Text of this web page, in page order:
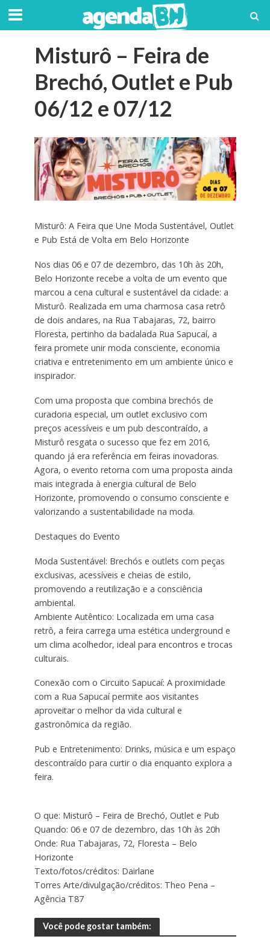
Misturô – Feira de
Brechó, Outlet e Pub
06/12 e 07/12
Misturô: A Feira que Une Moda Sustentável, Outlet
e Pub Está de Volta em Belo Horizonte
Nos dias 06 e 07 de dezembro, das 10h às 20h,
Belo Horizonte recebe a volta de um evento que
marcou a cena cultural e sustentável da cidade: a
Misturô. Realizada em uma charmosa casa retrô
de dois andares, na Rua Tabajaras, 72, bairro
Floresta, pertinho da badalada Rua Sapucaí, a
feira promete unir moda consciente, economia
criativa e entretenimento em um ambiente único e
inspirador.
Com uma proposta que combina brechós de
curadoria especial, um outlet exclusivo com
preços acessíveis e um pub descontraído, a
Misturô resgata o sucesso que fez em 2016,
quando já era referência em feiras inovadoras.
Agora, o evento retorna com uma proposta ainda
mais integrada à energia cultural de Belo
Horizonte, promovendo o consumo consciente e
valorizando a sustentabilidade na moda.
Destaques do Evento
Moda Sustentável: Brechós e outlets com peças
exclusivas, acessíveis e cheias de estilo,
promovendo a reutilização e a consciência
ambiental.
Ambiente Autêntico: Localizada em uma casa
retrô, a feira carrega uma estética underground e
um clima acolhedor, ideal para encontros e trocas
culturais.
Conexão com o Circuito Sapucaí: A proximidade
com a Rua Sapucaí permite aos visitantes
aproveitar o melhor da vida cultural e
gastronômica da região.
Pub e Entretenimento: Drinks, música e um espaço
descontraído para curtir o dia enquanto explora a
feira.
O que: Misturô – Feira de Brechó, Outlet e Pub
Quando: 06 e 07 de dezembro, das 10h às 20h
Onde: Rua Tabajaras, 72, Floresta – Belo
Horizonte
Texto/fotos/créditos: Dairlane
Torres Arte/divulgação/créditos: Theo Pena –
Agência T87
Você pode gostar também: